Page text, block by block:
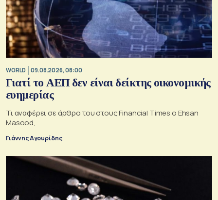
WORLD 09.08.2026, 08:00
Γιατί το ΑΕΠ δεν είναι δείκτης οικονομικής
ευημερίας
Τι αναφέρει σε άρθρο του στους Financial Times ο Ehsan
Masood,
Γιάννης Αγουρίδης